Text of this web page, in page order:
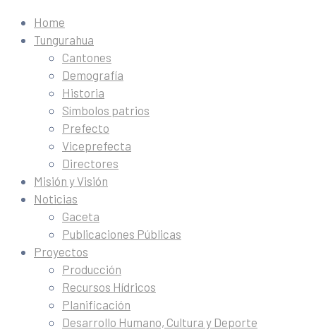
Home
Tungurahua
Cantones
Demografía
Historia
Símbolos patrios
Prefecto
Viceprefecta
Directores
Misión y Visión
Noticias
Gaceta
Publicaciones Públicas
Proyectos
Producción
Recursos Hídricos
Planificación
Desarrollo Humano, Cultura y Deporte